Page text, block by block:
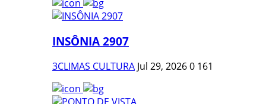
INSÔNIA 2907
3CLIMAS CULTURA Jul 29, 20260 161